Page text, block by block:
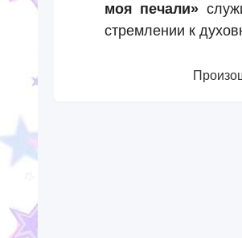
моя печали»
стремлении к